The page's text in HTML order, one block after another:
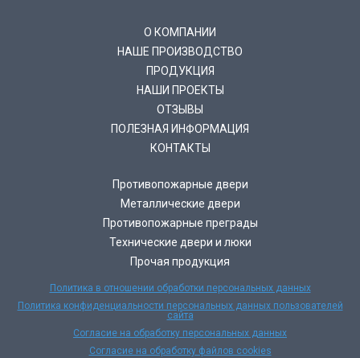
О КОМПАНИИ
НАШЕ ПРОИЗВОДСТВО
ПРОДУКЦИЯ
НАШИ ПРОЕКТЫ
ОТЗЫВЫ
ПОЛЕЗНАЯ ИНФОРМАЦИЯ
КОНТАКТЫ
Противопожарные двери
Металлические двери
Противопожарные преграды
Технические двери и люки
Прочая продукция
Политика в отношении обработки персональных данных
Политика конфиденциальности персональных данных пользователей
сайта
Согласие на обработку персональных данных
Согласие на обработку файлов cookies